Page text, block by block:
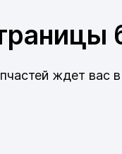
ждет вас в